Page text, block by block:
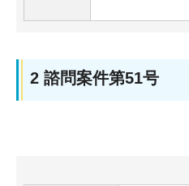
2 諮問案件第51号